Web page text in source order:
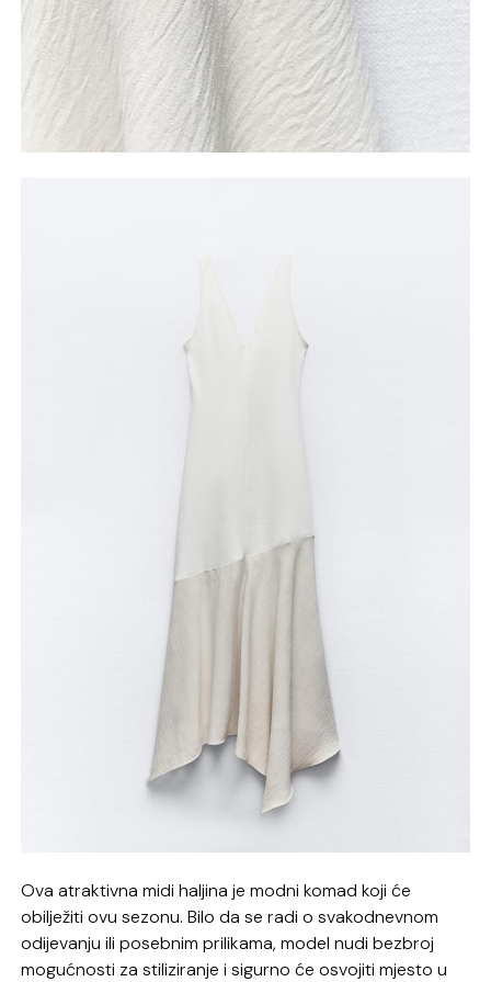
Ova atraktivna midi haljina je modni komad koji će
obilježiti ovu sezonu. Bilo da se radi o svakodnevnom
odijevanju ili posebnim prilikama, model nudi bezbroj
mogućnosti za stiliziranje i sigurno će osvojiti mjesto u